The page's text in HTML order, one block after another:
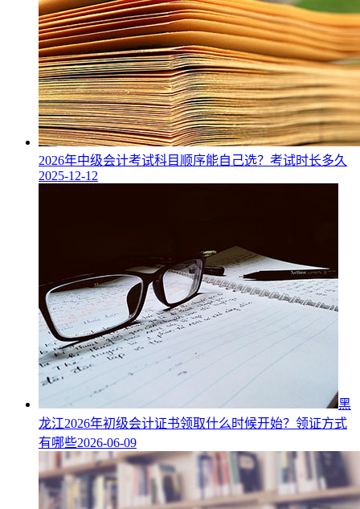
2026年中级会计考试科目顺序能自己选？考试时长多久
2025-12-12
黑
龙江2026年初级会计证书领取什么时候开始？领证方式
有哪些2026-06-09